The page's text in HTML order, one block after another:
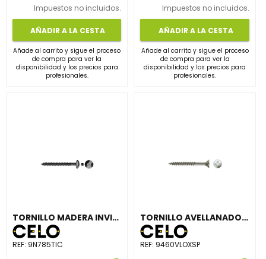
Impuestos no incluidos.
AÑADIR A LA CESTA
Añade al carrito y sigue el proceso
de compra para ver la
disponibilidad y los precios para
profesionales.
Impuestos no incluidos.
AÑADIR A LA CESTA
Añade al carrito y sigue el proceso
de compra para ver la
disponibilidad y los precios para
profesionales.
TORNILLO MADERA INVIOLABLE TIC 7x85mm CINCADO NEGRO
REF: 9N785TIC
TORNILLO AVELLANADO VELOX SIT 4x60mm CINCADO
REF: 9460VLOXSP